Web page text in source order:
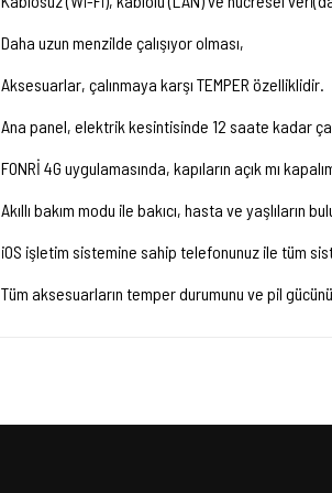
Daha uzun menzilde çalışıyor olması,
Aksesuarlar, çalınmaya karşı TEMPER özelliklidir.
Ana panel, elektrik kesintisinde 12 saate kadar
FONRİ 4G uygulamasında, kapıların açık mı
Akıllı bakım modu ile bakıcı, hasta ve
iOS işletim sistemine sahip telefonunuz ile tüm
Tüm aksesuarların temper durumunu ve pil